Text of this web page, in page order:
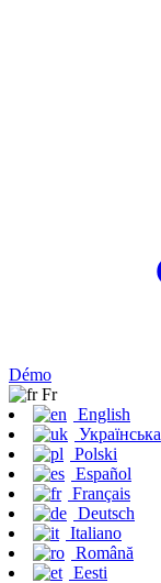
Démo
Fr
English
Українська
Polski
Español
Français
Deutsch
Italiano
Română
Eesti